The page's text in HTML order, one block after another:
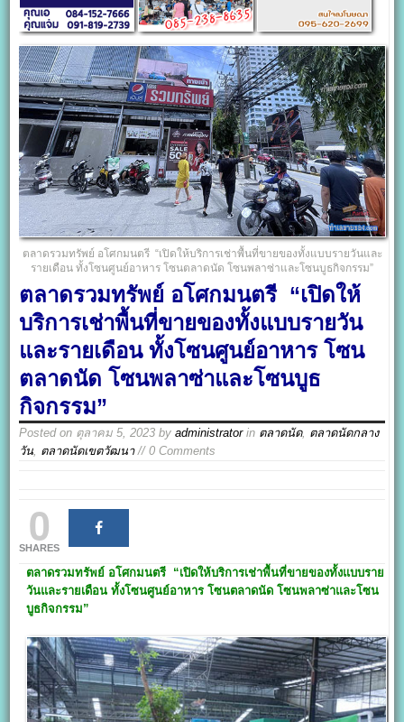
ตลาดรวมทรัพย์ อโศกมนตรี “เปิดให้บริการเช่าพื้นที่ขายของทั้งแบบรายวันและ
รายเดือน ทั้งโซนศูนย์อาหาร โซนตลาดนัด โซนพลาซ่าและโซนบูธกิจกรรม”
ตลาดรวมทรัพย์ อโศกมนตรี “เปิดให้
บริการเช่าพื้นที่ขายของทั้งแบบรายวัน
และรายเดือน ทั้งโซนศูนย์อาหาร โซน
ตลาดนัด โซนพลาซ่าและโซนบูธ
กิจกรรม”
Posted on ตุลาคม 5, 2023 byadministratorin ตลาดนัด, ตลาดนัดกลาง
วัน, ตลาดนัดเขตวัฒนา// 0 Comments
0
SHARES
ตลาดรวมทรัพย์ อโศกมนตรี “เปิดให้บริการเช่าพื้นที่ขายของทั้งแบบราย
วันและรายเดือน ทั้งโซนศูนย์อาหาร โซนตลาดนัด โซนพลาซ่าและโซน
บูธกิจกรรม”